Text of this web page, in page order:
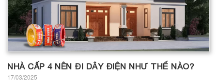
NHÀ CẤP 4 NÊN ĐI DÂY ĐIỆN NHƯ THẾ NÀO?
17/03/2025